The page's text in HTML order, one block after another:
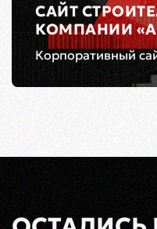
САЙТ
КОМПАНИИ
Корпоративный